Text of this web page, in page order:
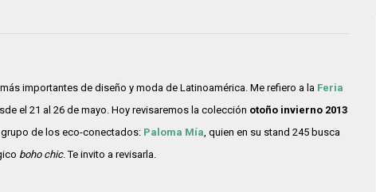
importantes de diseño y moda de Latinoamérica. Me refiero a la Feria
el 21 al 26 de mayo. Hoy revisaremos la colección otoño invierno 2013
de los eco-conectados: Paloma Mía, quien en su stand 245 busca
boho chic. Te invito a revisarla.